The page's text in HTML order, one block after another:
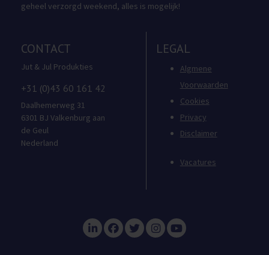
geheel verzorgd weekend, alles is mogelijk!
CONTACT
Jut & Jul Produkties
+31 (0)43 60 161 42
Daalhemerweg 31
6301 BJ Valkenburg aan
de Geul
Nederland
LEGAL
Algmene
Voorwaarden
Cookies
Privacy
Disclaimer
Vacatures
Visit LinkedIn
Visit Facebook
Visit Twitter
Visit Instagram
Visit